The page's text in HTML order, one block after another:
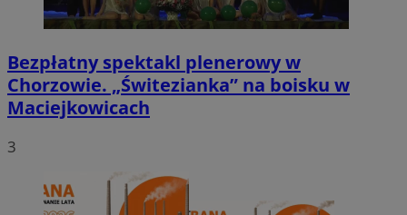
Bezpłatny spektakl plenerowy w
Chorzowie. „Świtezianka” na boisku w
Maciejkowicach
3